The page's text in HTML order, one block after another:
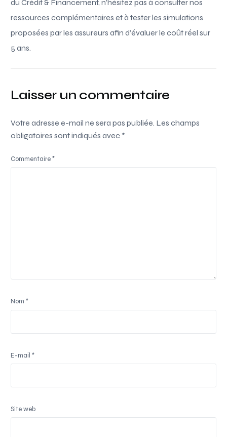
du Crédit & Financement, n’hésitez pas à consulter nos
ressources complémentaires et à tester les simulations
proposées par les assureurs afin d’évaluer le coût réel sur
5 ans.
Laisser un commentaire
Votre adresse e-mail ne sera pas publiée. Les champs
obligatoires sont indiqués avec *
Commentaire*
Nom*
E-mail*
Site web